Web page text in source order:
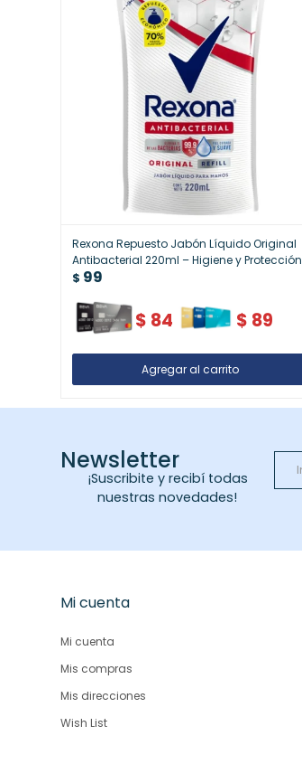
Rexona Repuesto Jabón Líquido Original
Antibacterial 220ml – Higiene y Protección
$ 99
$ 84 $ 89
Newsletter
¡Suscribite y recibí todas
nuestras novedades!
Mi cuenta
Mi cuenta
Mis compras
Mis direcciones
Wish List